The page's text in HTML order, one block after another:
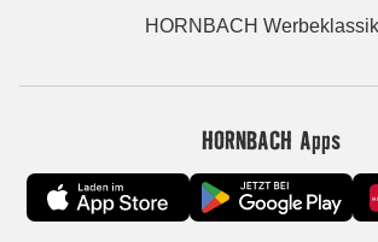
HORNBACH
HORNBACH Apps